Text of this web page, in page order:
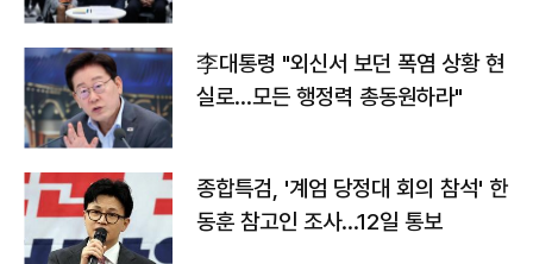
李대통령 "외신서 보던 폭염 상황 현
실로…모든 행정력 총동원하라"
종합특검, '계엄 당정대 회의 참석' 한
동훈 참고인 조사...12일 통보